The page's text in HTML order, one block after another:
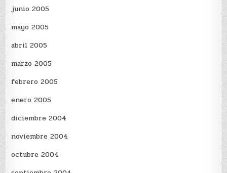
junio 2005
mayo 2005
abril 2005
marzo 2005
febrero 2005
enero 2005
diciembre 2004
noviembre 2004
octubre 2004